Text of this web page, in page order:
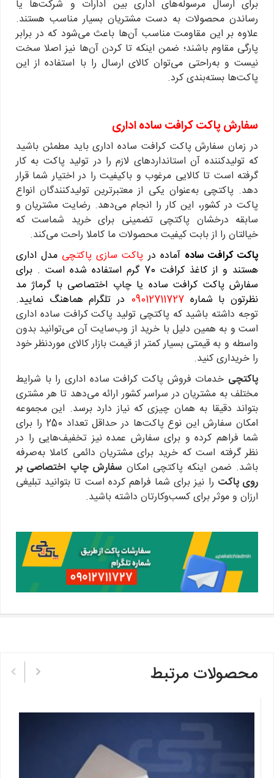
برای ارسال مرسوله‌های اداری بین ادارات و شرکت‌ها یا
رساندن محصولات به دست مشتریان بسیار مناسب هستند.
علاوه بر این مقاومت مناسب آن‌ها باعث می‌شود که در برابر
پارگی مقاوم باشند؛ ضمن اینکه تا کردن آن‌ها نیز اصلا سخت
نیست و به‌راحتی می‌توان کالای ارسال را با استفاده از این
پاکت‌ها بسته‌بندی کرد.
سفارش پاکت کرافت ساده اداری
در زمان سفارش پاکت کرافت ساده اداری باید مطمئن باشید
که تولیدکننده آن استانداردهای لازم را در تولید پاکت به کار
گرفته است تا کالایی مرغوب و باکیفیت را در اختیار شما قرار
دهد. پاکتچی به‌عنوان یکی از معتبرترین تولیدکنندگان انواع
پاکت در کشور، این کار را انجام می‌دهد. رضایت مشتریان و
سابقه درخشان پاکتچی تضمینی برای خرید شماست که
خیالتان را از بابت کیفیت محصولات ما کاملا راحت می‌کند.
پاکت کرافت ساده آماده در پاکت سازی پاکتچی مدل اداری
هستند و از کاغذ کرافت 70 گرم استفاده شده است . برای
سفارش پاکت کرافت ساده یا چاپ اختصاصی با گرماژ مد
نظرتون با شماره09012711727 در تلگرام هماهنگ نمایید.
توجه داشته باشید که پاکتچی تولید پاکت کرافت ساده اداری
است و به همین دلیل با خرید از وب‌سایت آن می‌توانید بدون
واسطه و به قیمتی بسیار کمتر از قیمت بازار کالای موردنظر خود
را خریداری کنید.
پاکتچی خدمات فروش پاکت کرافت ساده اداری را با شرایط
مختلف به مشتریان در سراسر کشور ارائه می‌دهد تا هر مشتری
بتواند دقیقا به همان چیزی که نیاز دارد برسد. این مجموعه
امکان سفارش این نوع پاکت‌ها در حداقل تعداد 250 را برای
شما فراهم کرده و برای سفارش عمده نیز تخفیف‌هایی را در
نظر گرفته است که خرید برای مشتریان دائمی کاملا به‌صرفه
باشد. ضمن اینکه پاکتچی امکان سفارش چاپ اختصاصی بر
روی پاکت را نیز برای شما فراهم کرده است تا بتوانید تبلیغی
ارزان و موثر برای کسب‌وکارتان داشته باشید.
محصولات مرتبط